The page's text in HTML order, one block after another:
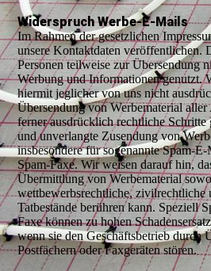
Widerspruch Werbe-E-Mails
Im Rahmen der gesetzlichen
unsere Kontaktdaten veröffentlichen.
Personen teilweise zur Übersendung
Werbung und Informationen genutzt.
hiermit jeglicher von uns nicht
Übersendung von Werbematerial
ferner ausdrücklich rechtliche Schritte
und unverlangte Zusendung von
insbesondere für sogenannte Spam-
Spam-Faxe. Wir weisen darauf hin,
Übermittlung von Werbematerial
wettbewerbsrechtliche, zivilrechtliche
Tatbestände berühren kann. Speziell
Faxe können zu hohen
wenn sie den Geschäftsbetrieb durch
Postfächern oder Faxgeräten stören.